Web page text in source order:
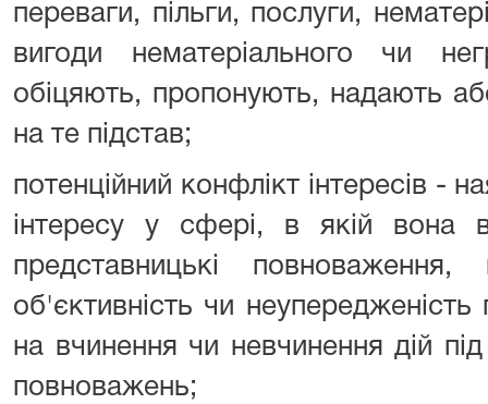
переваги, пільги, послуги,
вигоди нематеріального чи
обіцяють, пропонують, надають
на те підстав;
потенційний конфлікт інтересів -
інтересу у сфері, в якій вона
представницькі
об'єктивність чи
на вчинення чи невчинення дій
повноважень;